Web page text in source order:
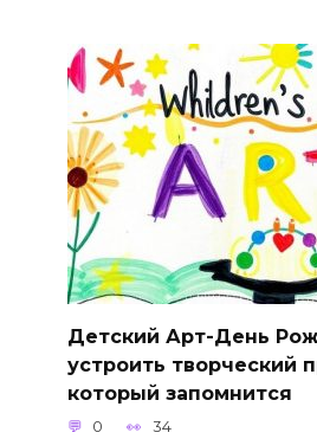
Детский Арт-День
устроить творческий
который запомнится
0 34